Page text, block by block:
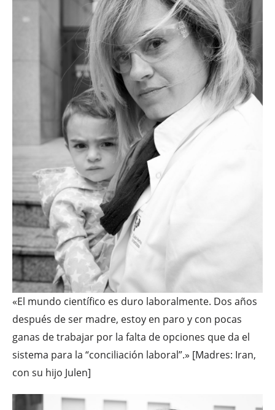
«El mundo científico es duro laboralmente. Dos años
después de ser madre, estoy en paro y con pocas
ganas de trabajar por la falta de opciones que da el
sistema para la “conciliación laboral”.» [Madres: Iran,
con su hijo Julen]